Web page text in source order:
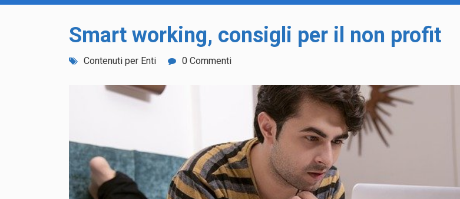
Smart working, consigli per il non profit
Contenuti per Enti 0 Commenti